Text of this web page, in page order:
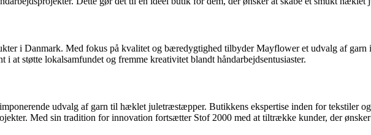
i Danmark. Med fokus på kvalitet og bæredygtighed tilbyder Mayflower et udvalg af garn
støtte lokalsamfundet og fremme kreativitet blandt håndarbejdsentusiaster.
udvalg af garn til hæklet juletræstæpper. Butikkens ekspertise inden for tekstiler
Med sin tradition for innovation fortsætter Stof 2000 med at tiltrække kunder, der